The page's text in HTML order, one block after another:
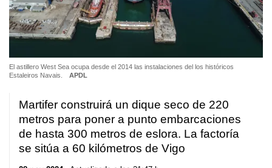
El astillero West Sea ocupa desde el 2014 las instalaciones del los históricos
Estaleiros Navais.
APDL
Martifer construirá un dique seco de 220
metros para poner a punto embarcaciones
de hasta 300 metros de eslora. La factoría
se sitúa a 60 kilómetros de Vigo